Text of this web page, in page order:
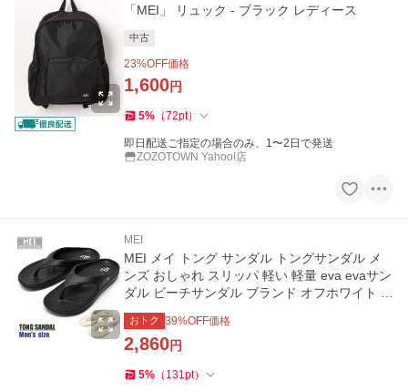
「MEI」 リュック - ブラック レディース
中古
23%OFF価格
1,600円
5% （72pt）
即日配送ご指定の場合のみ、1〜2日で発送
ZOZOTOWN Yahoo!店
MEI
MEI メイ トング サンダル トングサンダル メ
ンズ おしゃれ スリッパ 軽い 軽量 eva evaサン
ダル ビーチサンダル ブランド オフホワイト ブ
ラック 白 黒
おトク 39%OFF価格
2,860円
5% （ 131pt）